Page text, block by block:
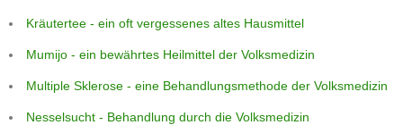
Kräutertee - ein oft vergessenes altes Hausmittel
Mumijo - ein bewährtes Heilmittel der Volksmedizin
Multiple Sklerose - eine Behandlungsmethode der Volksmedizin
Nesselsucht - Behandlung durch die Volksmedizin